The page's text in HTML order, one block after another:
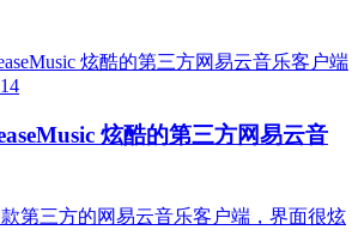
炫酷的第三方网易云音
款第三方的网易云音乐客户端，界面很炫